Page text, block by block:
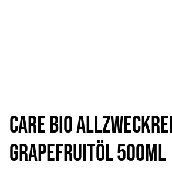
CARE BIO
Grapefruitöl 500ml